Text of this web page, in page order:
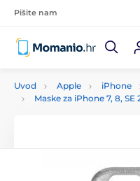
Pišite nam
Uvod Apple iPhone
Maske za iPhone 7, 8, SE